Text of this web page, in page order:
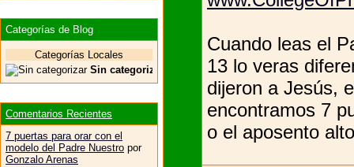
Cuando leas el
13 lo veras
dijeron a Jesús,
encontramos 7
o el aposento
Categorías de Blog
Categorías Locales
Sin categorizar
Comentarios Recientes
7 puertas para orar con el
modelo del Padre Nuestro por
Gonzalo Arenas